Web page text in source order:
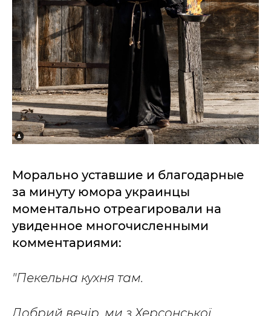
Морально уставшие и благодарные
за минуту юмора украинцы
моментально отреагировали на
увиденное многочисленными
комментариями:
"Пекельна кухня там.
Добрий вечір, ми з Херсонської